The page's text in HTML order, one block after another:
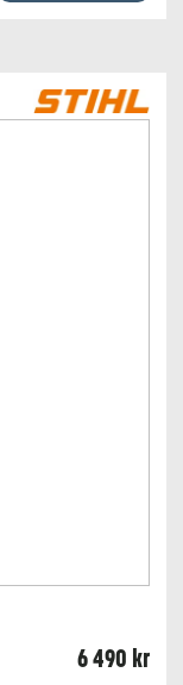
6 490 kr